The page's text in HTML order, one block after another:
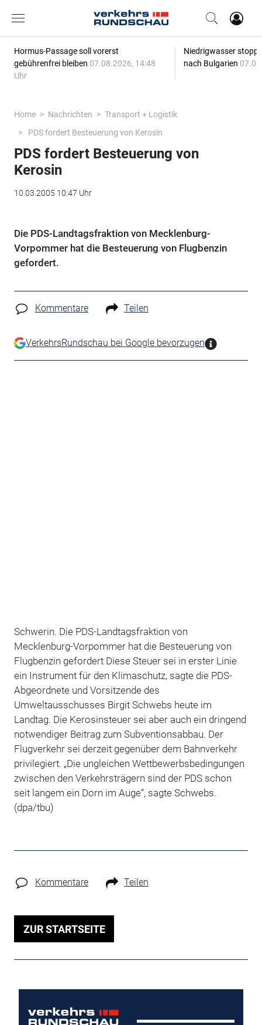
Hormus-Passage soll vorerst
gebührenfrei bleiben 07.08.2026, 14:48
Uhr
Niedrigwasser
nach Bulgarien
Home Nachrichten
Transport + Logistik
PDS fordert Besteuerung von Kerosin
PDS fordert Besteuerung von
Kerosin
10.03.2005 10:47 Uhr
Die PDS-Landtagsfraktion von Mecklenburg-
Vorpommer hat die Besteuerung von Flugbenzin
gefordert.
Kommentare Teilen
VerkehrsRundschau bei Google bevorzugen
Schwerin. Die PDS-Landtagsfraktion von
Mecklenburg-Vorpommer hat die Besteuerung von
Flugbenzin gefordert Diese Steuer sei in erster Linie
ein Instrument für den Klimaschutz, sagte die PDS-
Abgeordnete und Vorsitzende des
Umweltausschusses Birgit Schwebs heute im
Landtag. Die Kerosinsteuer sei aber auch ein dringend
notwendiger Beitrag zum Subventionsabbau. Der
Flugverkehr sei derzeit gegenüber dem Bahnverkehr
privilegiert. „Die ungleichen Wettbewerbsbedingungen
zwischen den Verkehrsträgern sind der PDS schon
seit langem ein Dorn im Auge“, sagte Schwebs.
(dpa/tbu)
Kommentare Teilen
ZUR STARTSEITE